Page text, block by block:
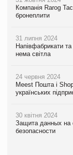
Компанія Rarog
бронеплити
31 липня 2024
Напівфабрикати
нема світла
24 червня 2024
Meest Пошта і
українських
30 квітня 2024
Защита данных
безопасности